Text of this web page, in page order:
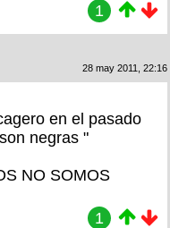
1
28 may 2011, 22:16
en el pasado
negras "
NO SOMOS
1